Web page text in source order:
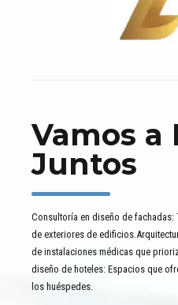
Vamos a
Juntos
Consultoría en diseño de fachadas:
de exteriores de
de instalaciones médicas que
diseño de hoteles: Espacios que
los huéspedes.